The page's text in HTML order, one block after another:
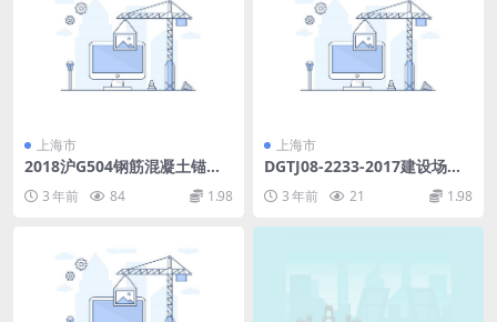
上海市
2018沪G504钢筋混凝土锚杆
(9.89MB).pdf
3 年前 84 1.98
上海市
DGTJ08-2233-2017建设场地
3 年前 21 1.98